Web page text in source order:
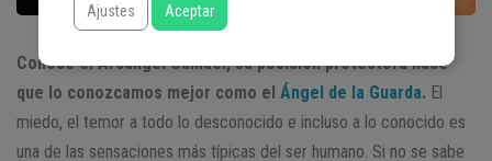
Conoce el Arcángel Camael, su posición protectora hace
que lo conozcamos mejor como el Ángel de la Guarda. El
miedo, el temor a todo lo desconocido e incluso a lo conocido es
una de las sensaciones más típicas del ser humano. Si no se sabe
Ajustes Aceptar